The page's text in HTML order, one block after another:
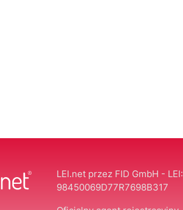
LEI.net przez FID GmbH - LEI:
98450069D77R7698B317